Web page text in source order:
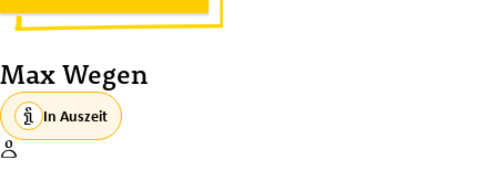
Max Wegen
In Auszeit